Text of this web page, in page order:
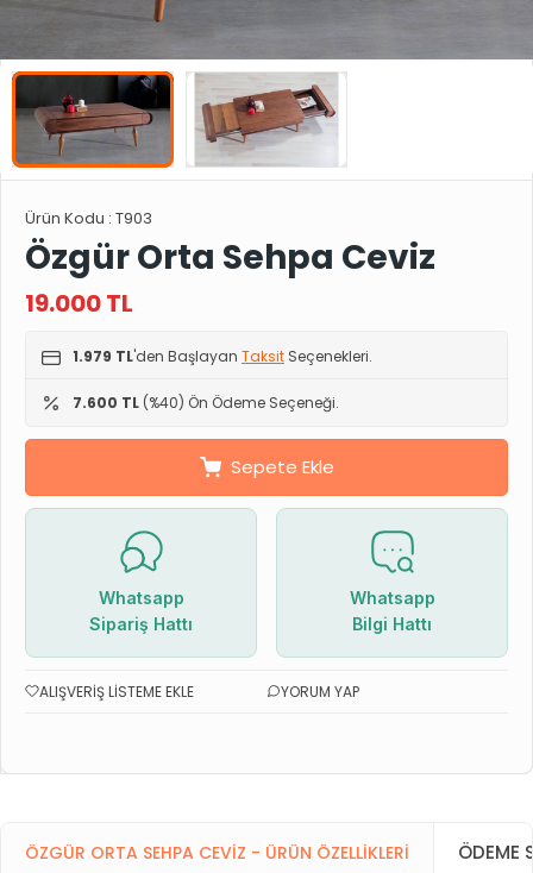
Ürün Kodu : T903
Özgür Orta Sehpa Ceviz
19.000TL
1.979 TL'den Başlayan Taksit Seçenekleri.
7.600 TL (%40) Ön Ödeme Seçeneği.
Sepete Ekle
Whatsapp
Sipariş Hattı
Whatsapp
Bilgi Hattı
ALIŞVERIŞ LISTEME EKLE YORUM YAP
ÖZGÜR ORTA SEHPA CEVIZ - ÜRÜN ÖZELLIKLERI ÖDEME